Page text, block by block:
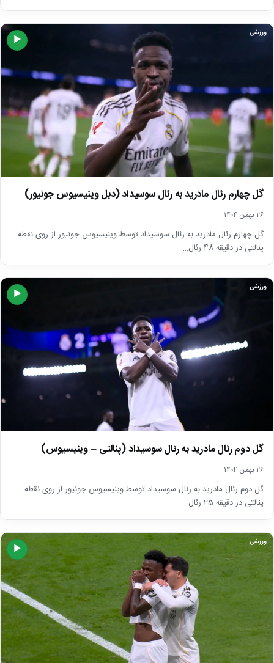
▶
ورزشی
گل چهارم رئال مادرید به رئال سوسیداد (دبل وینیسیوس جونیور)
۲۶ بهمن ۱۴۰۴
گل چهارم رئال مادرید به رئال سوسیداد توسط وینیسیوس جونیور از روی نقطه
پنالتی در دقیقه 48 رئال…
▶
ورزشی
گل دوم رئال مادرید به رئال سوسیداد (پنالتی – وینیسیوس)
۲۶ بهمن ۱۴۰۴
گل دوم رئال مادرید به رئال سوسیداد توسط وینیسیوس جونیور از روی نقطه
پنالتی در دقیقه 25 رئال…
▶
ورزشی